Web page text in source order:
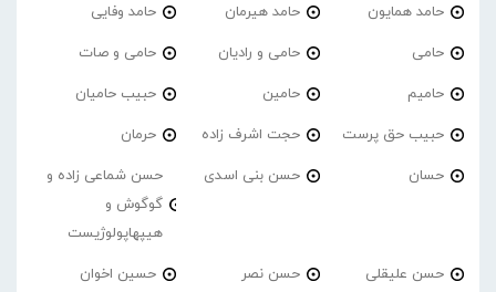
حامد همایون حامد هیرمان حامد وفایی
حامی حامی و رادیان حامی و صات
حامیم حامین حبیب حامیان
حبیب حق پرست حجت اشرف زاده حرمان
حسان حسن بنی اسدی
حسن شماعی زاده و
گوگوش و
هیپهاپولوژیست
حسن علیقلی حسن نصر حسین اخوان